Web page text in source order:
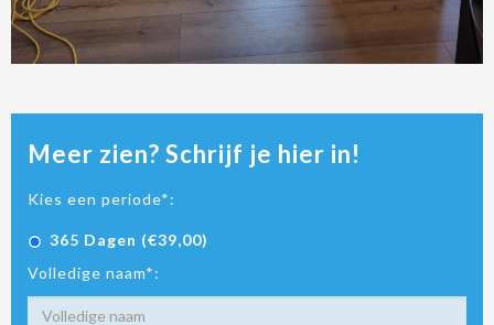
Meer zien? Schrijf je hier in!
Kies een periode*:
365 Dagen (€39,00)
Volledige naam*: